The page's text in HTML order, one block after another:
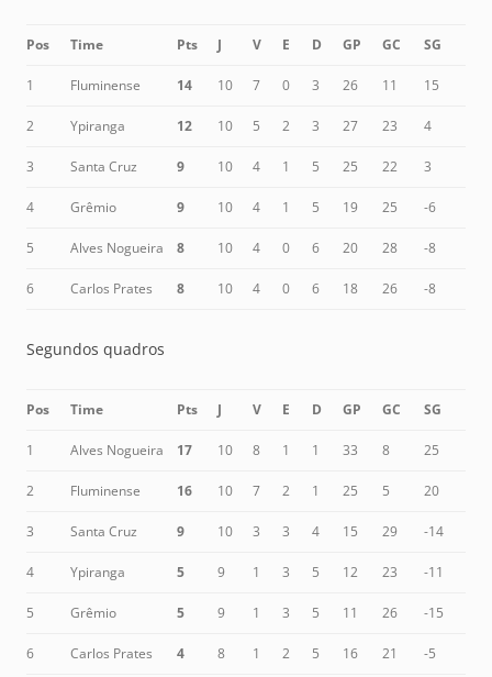
Pos Time Pts J V E D GP GC SG
1 Fluminense 14 10 7 0 3 26 11 15
2 Ypiranga 12 10 5 2 3 27 23 4
3 Santa Cruz 9 10 4 1 5 25 22 3
4 Grêmio 9 10 4 1 5 19 25 -6
5 Alves Nogueira 8 10 4 0 6 20 28 -8
6 Carlos Prates 8 10 4 0 6 18 26 -8
Segundos quadros
Pos Time Pts J V E D GP GC SG
1 Alves Nogueira 17 10 8 1 1 33 8 25
2 Fluminense 16 10 7 2 1 25 5 20
3 Santa Cruz 9 10 3 3 4 15 29 -14
4 Ypiranga 5 9 1 3 5 12 23 -11
5 Grêmio 5 9 1 3 5 11 26 -15
6 Carlos Prates 4 8 1 2 5 16 21 -5